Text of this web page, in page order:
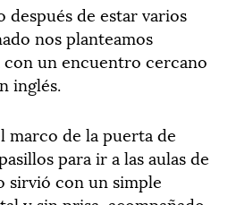
después de estar varios
nos planteamos
un encuentro cercano
inglés.
marco de la puerta de
para ir a las aulas de
sirvió con un simple